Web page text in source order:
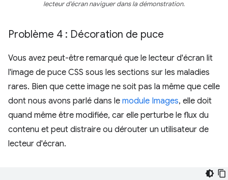
lecteur d'écran naviguer dans la démonstration.
Problème 4 : Décoration de puce
Vous avez peut-être remarqué que le lecteur d'écran lit
l'image de puce CSS sous les sections sur les maladies
rares. Bien que cette image ne soit pas la même que celle
dont nous avons parlé dans le module Images, elle doit
quand même être modifiée, car elle perturbe le flux du
contenu et peut distraire ou dérouter un utilisateur de
lecteur d'écran.